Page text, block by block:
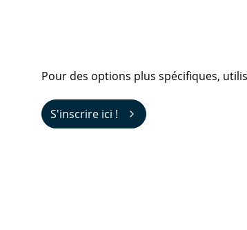
Pour des options plus spécifiques,
S'inscrire ici !